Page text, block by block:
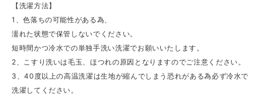
【洗濯方法】
1、色落ちの可能性がある為、
濡れた状態で保管しないでください。
短時間かつ冷水での単独手洗い洗濯でお願いいたします。
2、こすり洗いは毛玉、ほつれの原因となりますのでご注意ください。
3、40度以上の高温洗濯は生地が縮んでしまう恐れがある為必ず冷水で
洗濯してください。